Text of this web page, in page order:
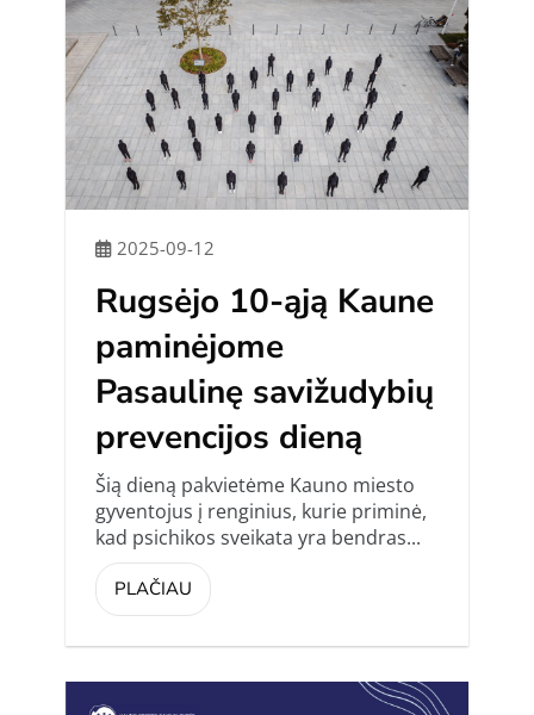
2025-09-12
Rugsėjo 10-ąją Kaune
paminėjome
Pasaulinę savižudybių
prevencijos dieną
Šią dieną pakvietėme Kauno miesto
gyventojus į renginius, kurie priminė,
kad psichikos sveikata yra bendras...
PLAČIAU